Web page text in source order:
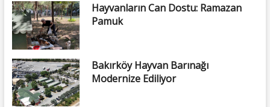
Hayvanların Can Dostu: Ramazan
Pamuk
Bakırköy Hayvan Barınağı
Modernize Ediliyor